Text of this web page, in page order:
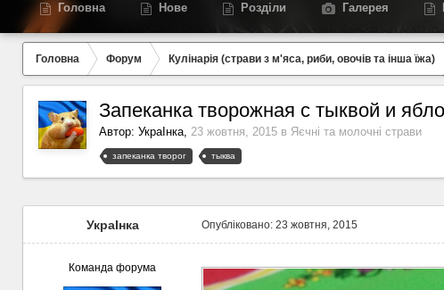
Головна Нове Розділи Галерея
Головна Форум Кулінарія (страви з м'яса, риби, овочів та інша їжа)
Запеканка творожная с тыквой и
Автор: УкраІнка, 23 жовтня, 2015 в Яєчні та молочні страви
запеканка творог тыква
УкраІнка
Команда форума
Опубліковано: 23 жовтня, 2015